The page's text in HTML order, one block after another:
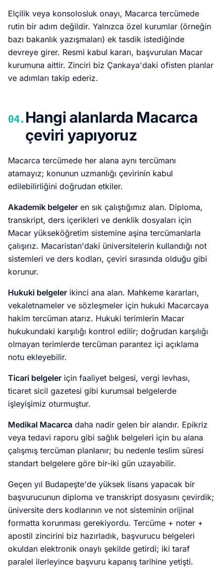
Elçilik veya konsolosluk onayı, Macarca tercümede
rutin bir adım değildir. Yalnızca özel kurumlar (örneğin
bazı bakanlık yazışmaları) ek tasdik istediğinde
devreye girer. Resmi kabul kararı, başvurulan Macar
kurumuna aittir. Zinciri biz Çankaya'daki ofisten planlar
ve adımları takip ederiz.
04. Hangi alanlarda Macarca
çeviri yapıyoruz
Macarca tercümede her alana aynı tercümanı
atamayız; konunun uzmanlığı çevirinin kabul
edilebilirliğini doğrudan etkiler.
Akademik belgeler en sık çalıştığımız alan. Diploma,
transkript, ders içerikleri ve denklik dosyaları için
Macar yükseköğretim sistemine aşina tercümanlarla
çalışırız. Macaristan'daki üniversitelerin kullandığı not
sistemleri ve ders kodları, çeviri sırasında olduğu gibi
korunur.
Hukuki belgeler ikinci ana alan. Mahkeme kararları,
vekaletnameler ve sözleşmeler için hukuki Macarcaya
hakim tercüman atarız. Hukuki terimlerin Macar
hukukundaki karşılığı kontrol edilir; doğrudan karşılığı
olmayan terimlerde tercüman parantez içi açıklama
notu ekleyebilir.
Ticari belgeler için faaliyet belgesi, vergi levhası,
ticaret sicil gazetesi gibi kurumsal belgelerde
işleyişimiz oturmuştur.
Medikal Macarca daha nadir gelen bir alandır. Epikriz
veya tedavi raporu gibi sağlık belgeleri için bu alana
çalışmış tercüman planlanır; bu nedenle teslim süresi
standart belgelere göre bir-iki gün uzayabilir.
Geçen yıl Budapeşte'de yüksek lisans yapacak bir
başvurucunun diploma ve transkript dosyasını çevirdik;
üniversite ders kodlarının ve not sisteminin orijinal
formatta korunması gerekiyordu. Tercüme + noter +
apostil zincirini biz hazırladık, başvurucu belgeleri
okuldan elektronik onaylı şekilde getirdi; iki taraf
paralel ilerleyince başvuru kapanış tarihine yetişti.